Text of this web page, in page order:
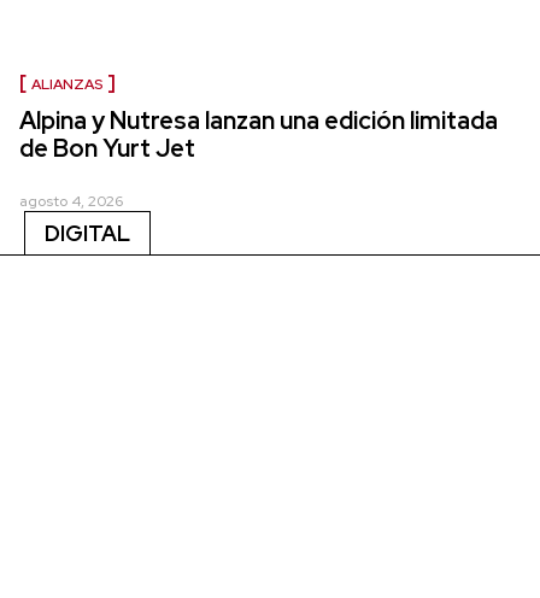
ALIANZAS
Alpina y Nutresa lanzan una edición limitada
de Bon Yurt Jet
agosto 4, 2026
DIGITAL